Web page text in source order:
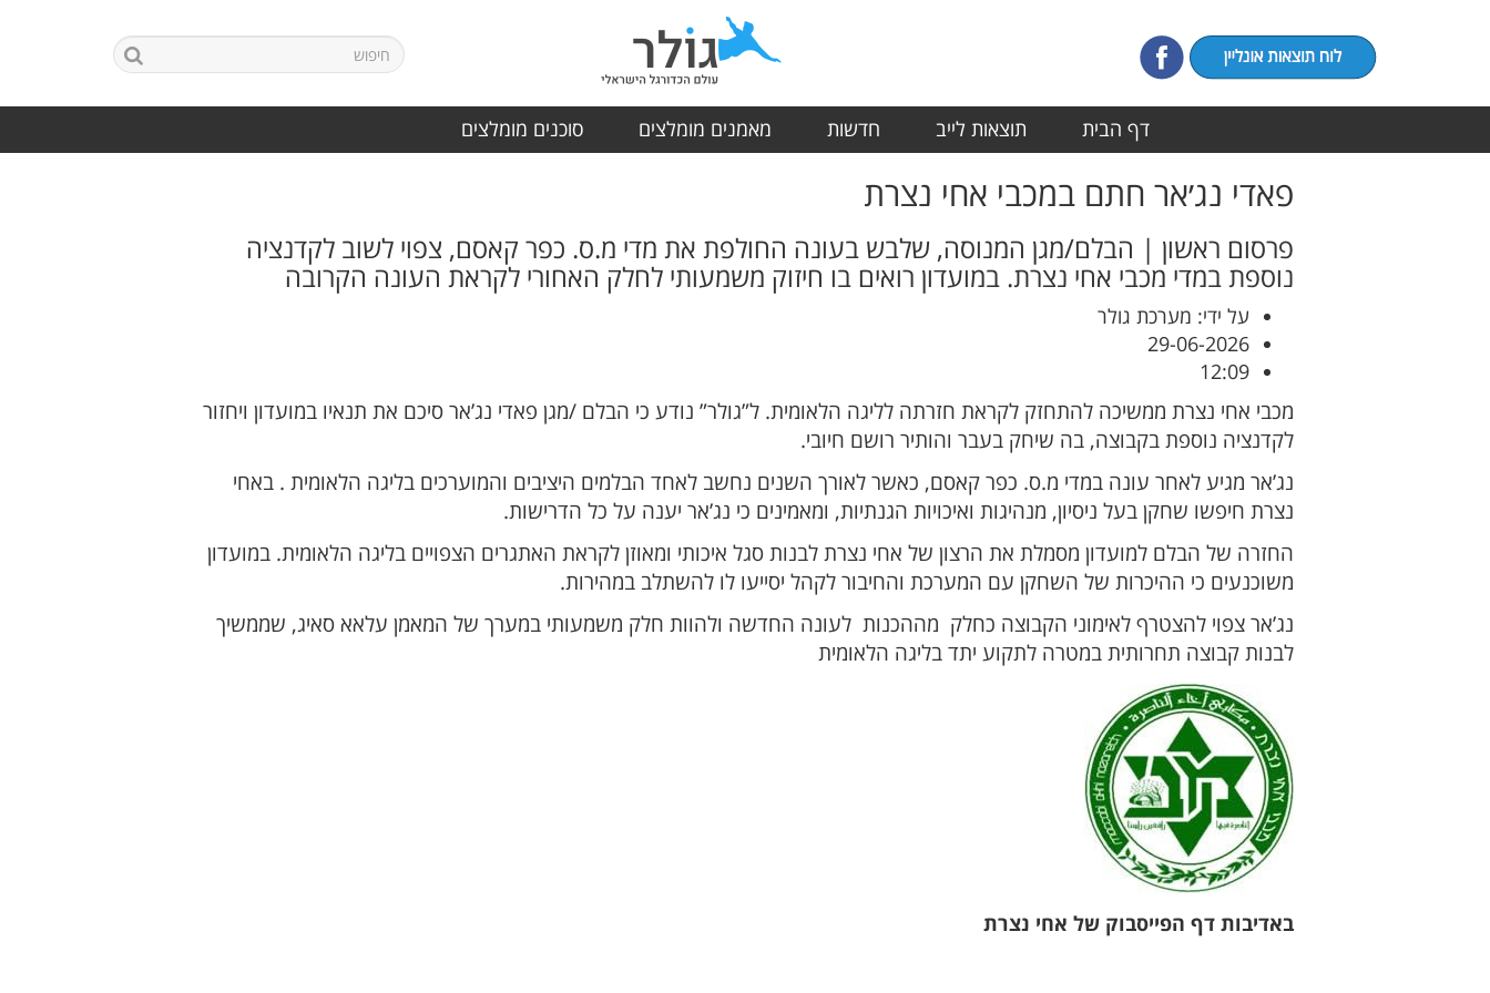
דף הבית תוצאות לייב חדשות מאמנים מומלצים סוכנים מומלצים
פאדי נג׳אר חתם במכבי אחי נצרת
פרסום ראשון | הבלם/מגן המנוסה, שלבש בעונה החולפת את מדי מ.ס. כפר קאסם, צפוי לשוב לקדנציה
נוספת במדי מכבי אחי נצרת. במועדון רואים בו חיזוק משמעותי לחלק האחורי לקראת העונה הקרובה
על ידי: מערכת גולר
29-06-2026
12:09
מכבי אחי נצרת ממשיכה להתחזק לקראת חזרתה לליגה הלאומית. ל”גולר” נודע כי הבלם /מגן פאדי נג’אר סיכם את תנאיו במועדון ויחזור
לקדנציה נוספת בקבוצה, בה שיחק בעבר והותיר רושם חיובי.
נג’אר מגיע לאחר עונה במדי מ.ס. כפר קאסם, כאשר לאורך השנים נחשב לאחד הבלמים היציבים והמוערכים בליגה הלאומית . באחי
נצרת חיפשו שחקן בעל ניסיון, מנהיגות ואיכויות הגנתיות, ומאמינים כי נג’אר יענה על כל הדרישות.
החזרה של הבלם למועדון מסמלת את הרצון של אחי נצרת לבנות סגל איכותי ומאוזן לקראת האתגרים הצפויים בליגה הלאומית. במועדון
משוכנעים כי ההיכרות של השחקן עם המערכת והחיבור לקהל יסייעו לו להשתלב במהירות.
נג’אר צפוי להצטרף לאימוני הקבוצה כחלק מההכנות לעונה החדשה ולהוות חלק משמעותי במערך של המאמן עלאא סאיג, שממשיך
לבנות קבוצה תחרותית במטרה לתקוע יתד בליגה הלאומית
באדיבות דף הפייסבוק של אחי נצרת